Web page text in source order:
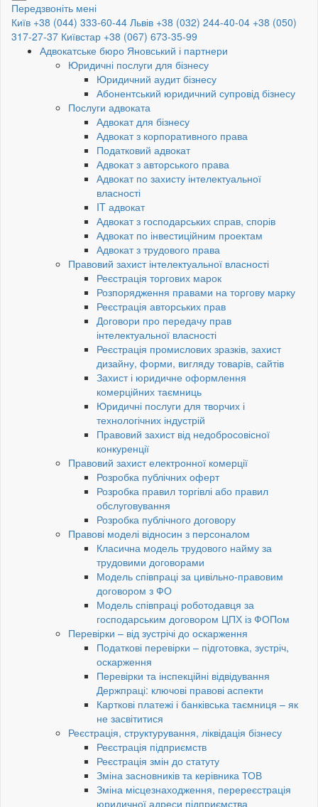
Передзвоніть мені
Київ +38 (044) 333-60-44 Львів +38 (032) 244-40-04 +38 (050)
317-27-37 Київстар +38 (067) 673-35-99
Адвокатське бюро Яновський і партнери
Юридичні послуги для бізнесу
Юридичний аудит бізнесу
Абонентський юридичний супровід бізнесу
Послуги адвоката
Адвокат для бізнесу
Адвокат з корпоративного права
Податковий адвокат
Адвокат з авторського права
Адвокат по захисту інтелектуальної
власності
IT адвокат
Адвокат з господарських справ, спорів
Адвокат по інвестиційним проектам
Адвокат з трудового права
Правовий захист інтелектуальної власності
Реєстрація торгових марок
Розпорядження правами на торгову марку
Реєстрація авторських прав
Договори про передачу прав
інтелектуальної власності
Реєстрація промислових зразків, захист
дизайну, форми, вигляду товарів, сайтів
Захист і юридичне оформлення
комерційних таємниць
Юридичні послуги для творчих і
технологічних індустрій
Правовий захист від недобросовісної
конкуренції
Правовий захист електронної комерції
Розробка публічних оферт
Розробка правил торгівлі або правил
обслуговування
Розробка публічного договору
Правові моделі відносин з персоналом
Класична модель трудового найму за
трудовими договорами
Модель співпраці за цивільно-правовим
договором з ФО
Модель співпраці роботодавця за
господарським договором ЦПХ із ФОПом
Перевірки – від зустрічі до оскарження
Податкові перевірки – підготовка, зустріч,
оскарження
Перевірки та інспекційні відвідування
Держпраці: ключові правові аспекти
Карткові платежі і банківська таємниця – як
не засвітитися
Реєстрація, структурування, ліквідація бізнесу
Реєстрація підприємств
Реєстрація змін до статуту
Зміна засновників та керівника ТОВ
Зміна місцезнаходження, перереєстрація
юридичної адреси підприємства